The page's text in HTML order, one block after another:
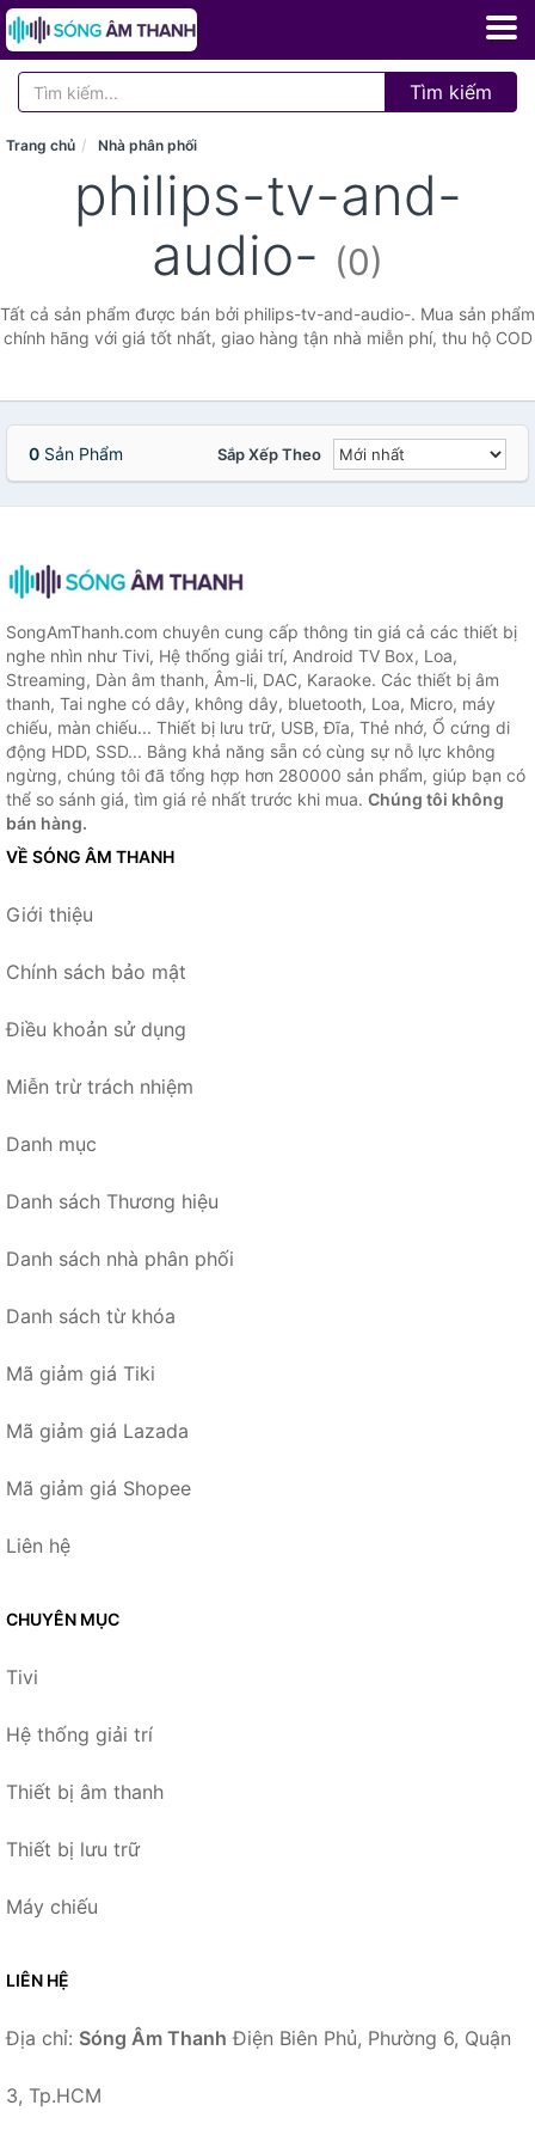
Tìm kiếm
Trang chủ Nhà phân phối
philips-tv-and-
audio- (0)
Tất cả sản phẩm được bán bởi philips-tv-and-audio-. Mua sản phẩm
chính hãng với giá tốt nhất, giao hàng tận nhà miễn phí, thu hộ COD
0 Sản Phẩm Sắp Xếp Theo
SongAmThanh.com chuyên cung cấp thông tin giá cả các thiết bị
nghe nhìn như Tivi, Hệ thống giải trí, Android TV Box, Loa,
Streaming, Dàn âm thanh, Âm-li, DAC, Karaoke. Các thiết bị âm
thanh, Tai nghe có dây, không dây, bluetooth, Loa, Micro, máy
chiếu, màn chiếu... Thiết bị lưu trữ, USB, Đĩa, Thẻ nhớ, Ổ cứng di
động HDD, SSD... Bằng khả năng sẵn có cùng sự nỗ lực không
ngừng, chúng tôi đã tổng hợp hơn 280000 sản phẩm, giúp bạn có
thể so sánh giá, tìm giá rẻ nhất trước khi mua. Chúng tôi không
bán hàng.
VỀ SÓNG ÂM THANH
Giới thiệu
Chính sách bảo mật
Điều khoản sử dụng
Miễn trừ trách nhiệm
Danh mục
Danh sách Thương hiệu
Danh sách nhà phân phối
Danh sách từ khóa
Mã giảm giá Tiki
Mã giảm giá Lazada
Mã giảm giá Shopee
Liên hệ
CHUYÊN MỤC
Tivi
Hệ thống giải trí
Thiết bị âm thanh
Thiết bị lưu trữ
Máy chiếu
LIÊN HỆ
Địa chỉ: Sóng Âm Thanh Điện Biên Phủ, Phường 6, Quận
3, Tp.HCM